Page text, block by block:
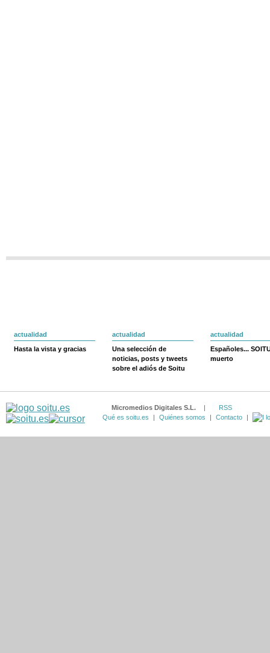
actualidad
Hasta la vista y gracias
actualidad
Una selección de
noticias, posts y tweets
sobre el adiós de Soitu
actualidad
Españoles...
muerto
Micromedios Digitales S.L. |
RSS
Qué es soitu.es
| Quiénes somos | Contacto |